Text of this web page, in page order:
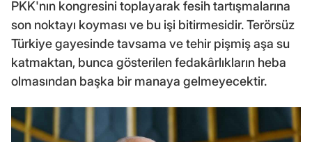
PKK'nın kongresini toplayarak fesih tartışmalarına
son noktayı koyması ve bu işi bitirmesidir. Terörsüz
Türkiye gayesinde tavsama ve tehir pişmiş aşa su
katmaktan, bunca gösterilen fedakârlıkların heba
olmasından başka bir manaya gelmeyecektir.